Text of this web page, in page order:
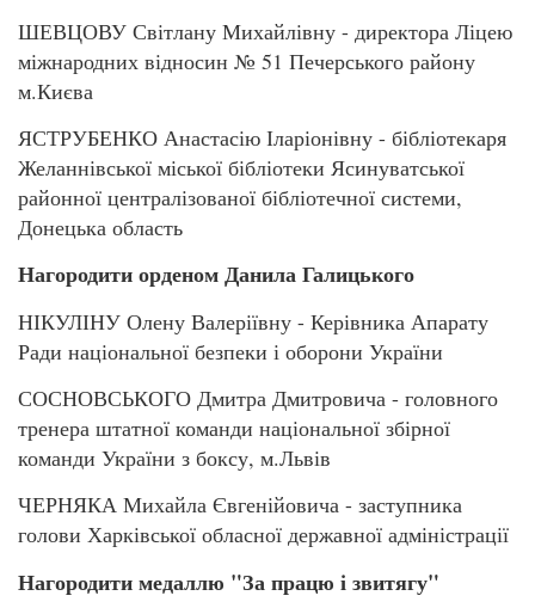
ШЕВЦОВУ Світлану Михайлівну - директора Ліцею
міжнародних відносин № 51 Печерського району
м.Києва
ЯСТРУБЕНКО Анастасію Іларіонівну - бібліотекаря
Желаннівської міської бібліотеки Ясинуватської
районної централізованої бібліотечної системи,
Донецька область
Нагородити орденом Данила Галицького
НІКУЛІНУ Олену Валеріївну - Керівника Апарату
Ради національної безпеки і оборони України
СОСНОВСЬКОГО Дмитра Дмитровича - головного
тренера штатної команди національної збірної
команди України з боксу, м.Львів
ЧЕРНЯКА Михайла Євгенійовича - заступника
голови Харківської обласної державної адміністрації
Нагородити медаллю "За працю і звитягу"